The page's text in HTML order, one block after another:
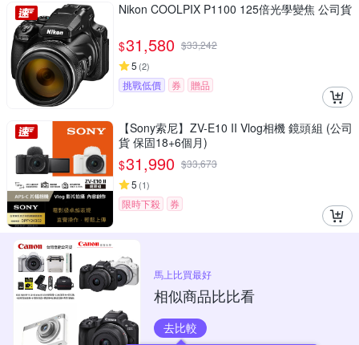
Nikon COOLPIX P1100 125倍光學變焦 公司貨
$31,580 $33,242
5 (2)
挑戰低價 券 贈品
【Sony索尼】ZV-E10 II Vlog相機 鏡頭組 (公司
貨 保固18+6個月)
$31,990 $33,673
5 (1)
限時下殺 券
馬上比買最好
相似商品比比看
去比較